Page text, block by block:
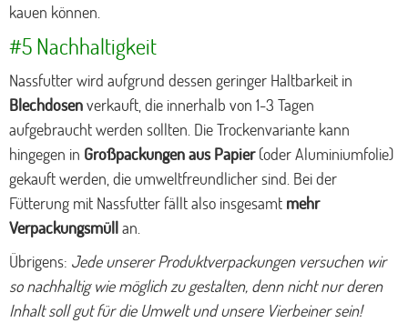
kauen können.
#5 Nachhaltigkeit
Nassfutter wird aufgrund dessen geringer Haltbarkeit in
Blechdosenverkauft, die innerhalb von 1-3 Tagen
aufgebraucht werden sollten. Die Trockenvariante kann
hingegen in Großpackungen aus Papier(oder Aluminiumfolie)
gekauft werden, die umweltfreundlicher sind. Bei der
Fütterung mit Nassfutter fällt also insgesamt mehr
Verpackungsmüllan.
Übrigens: Jede unserer Produktverpackungen versuchen wir
so nachhaltig wie möglich zu gestalten, denn nicht nur deren
Inhalt soll gut für die Umwelt und unsere Vierbeiner sein!